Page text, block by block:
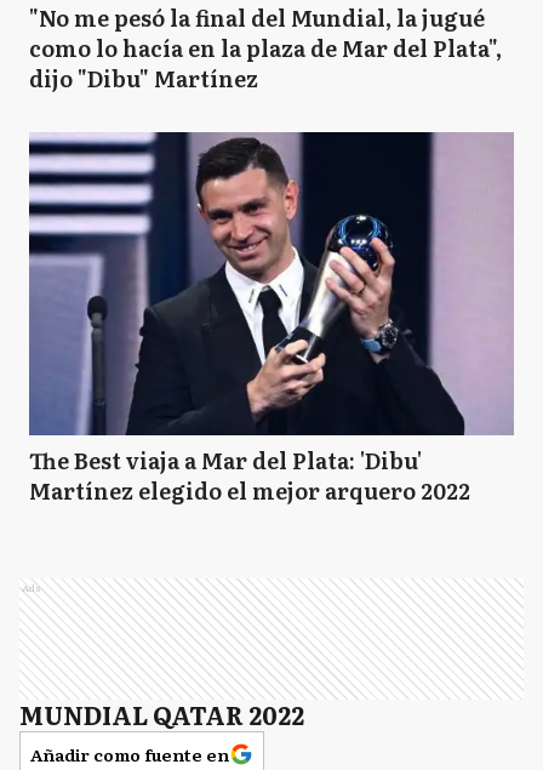
"No me pesó la final del Mundial, la jugué
como lo hacía en la plaza de Mar del Plata",
dijo "Dibu" Martínez
The Best viaja a Mar del Plata: 'Dibu'
Martínez elegido el mejor arquero 2022
Ads
MUNDIAL QATAR 2022
Añadir como fuente en